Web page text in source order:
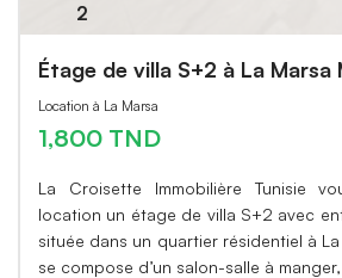
2
Étage de villa S+2 à La
Location à La Marsa
1,800 TND
La Croisette Immobilière Tunisie
location un étage de villa S+2 avec
située dans un quartier résidentiel à
se compose d’un salon-salle à